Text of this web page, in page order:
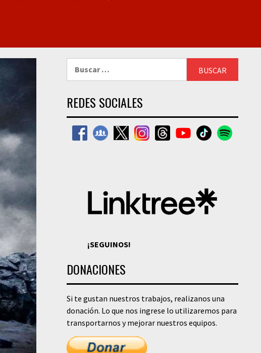
REDES SOCIALES
¡SEGUINOS!
DONACIONES
Si te gustan nuestros trabajos, realizanos una
donación. Lo que nos ingrese lo utilizaremos para
transportarnos y mejorar nuestros equipos.